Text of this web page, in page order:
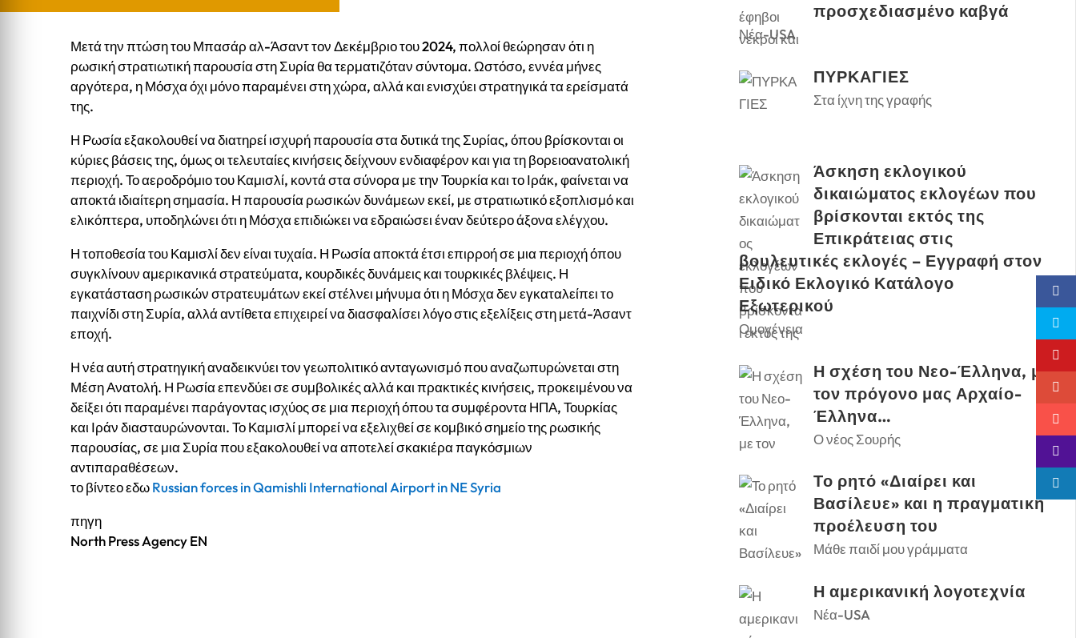
Μετά την πτώση του Μπασάρ αλ-Άσαντ τον Δεκέμβριο του 2024, πολλοί θεώρησαν ότι η
ρωσική στρατιωτική παρουσία στη Συρία θα τερματιζόταν σύντομα. Ωστόσο, εννέα μήνες
αργότερα, η Μόσχα όχι μόνο παραμένει στη χώρα, αλλά και ενισχύει στρατηγικά τα ερείσματά
της.
Η Ρωσία εξακολουθεί να διατηρεί ισχυρή παρουσία στα δυτικά της Συρίας, όπου βρίσκονται οι
κύριες βάσεις της, όμως οι τελευταίες κινήσεις δείχνουν ενδιαφέρον και για τη βορειοανατολική
περιοχή. Το αεροδρόμιο του Καμισλί, κοντά στα σύνορα με την Τουρκία και το Ιράκ, φαίνεται να
αποκτά ιδιαίτερη σημασία. Η παρουσία ρωσικών δυνάμεων εκεί, με στρατιωτικό εξοπλισμό και
ελικόπτερα, υποδηλώνει ότι η Μόσχα επιδιώκει να εδραιώσει έναν δεύτερο άξονα ελέγχου.
Η τοποθεσία του Καμισλί δεν είναι τυχαία. Η Ρωσία αποκτά έτσι επιρροή σε μια περιοχή όπου
συγκλίνουν αμερικανικά στρατεύματα, κουρδικές δυνάμεις και τουρκικές βλέψεις. Η
εγκατάσταση ρωσικών στρατευμάτων εκεί στέλνει μήνυμα ότι η Μόσχα δεν εγκαταλείπει το
παιχνίδι στη Συρία, αλλά αντίθετα επιχειρεί να διασφαλίσει λόγο στις εξελίξεις στη μετά-Άσαντ
εποχή.
Η νέα αυτή στρατηγική αναδεικνύει τον γεωπολιτικό ανταγωνισμό που αναζωπυρώνεται στη
Μέση Ανατολή. Η Ρωσία επενδύει σε συμβολικές αλλά και πρακτικές κινήσεις, προκειμένου να
δείξει ότι παραμένει παράγοντας ισχύος σε μια περιοχή όπου τα συμφέροντα ΗΠΑ, Τουρκίας
και Ιράν διασταυρώνονται. Το Καμισλί μπορεί να εξελιχθεί σε κομβικό σημείο της ρωσικής
παρουσίας, σε μια Συρία που εξακολουθεί να αποτελεί σκακιέρα παγκόσμιων
αντιπαραθέσεων.
το βίντεο εδωRussian forces in Qamishli International Airport in NE Syria
πηγη
North Press Agency EN
προσχεδιασμένο καβγά
Νέα-USA
ΠΥΡΚΑΓΙΕΣ
Στα ίχνη της γραφής
Άσκηση εκλογικού
δικαιώματος εκλογέων που
βρίσκονται εκτός της
Επικράτειας στις
βουλευτικές εκλογές – Εγγραφή στον
Ειδικό Εκλογικό Κατάλογο
Εξωτερικού
Ομογένεια
Η σχέση του Νεο-Έλληνα, με
τον πρόγονο μας Αρχαίο-
Έλληνα…
Ο νέος Σουρής
Το ρητό «Διαίρει και
Βασίλευε» και η πραγματική
προέλευση του
Μάθε παιδί μου γράμματα
Η αμερικανική λογοτεχνία
Νέα-USA